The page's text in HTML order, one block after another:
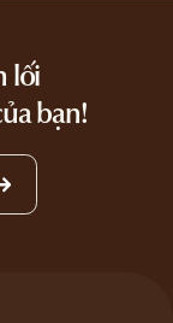
lối
bạn!